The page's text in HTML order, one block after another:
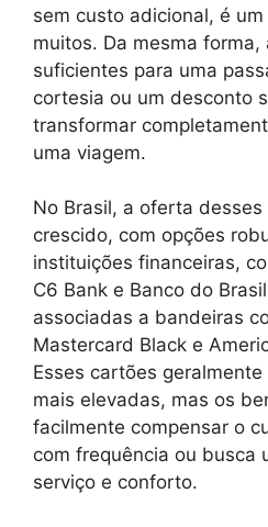
sem custo adicional, é
muitos. Da mesma forma,
suficientes para uma
cortesia ou um desconto
transformar
uma viagem.
No Brasil, a oferta
crescido, com opções
instituições financeiras,
C6 Bank e Banco do
associadas a bandeiras
Mastercard Black e
Esses cartões
mais elevadas, mas os
facilmente compensar o
com frequência ou busca
serviço e conforto.